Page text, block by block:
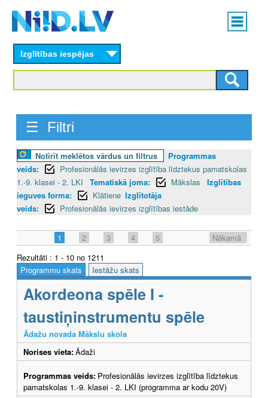
content
Main
menu
Izglītības iespējas
☰ Filtri
Notīrīt meklētos vārdus un filtrus
Programmas
veids:
Profesionālās ievirzes izglītība līdztekus pamatskolas
1.-9. klasei - 2. LKI
Tematiskā joma: Mākslas
Izglītības
ieguves forma:
Klātiene Izglītotāja
veids:
Profesionālās ievirzes izglītības iestāde
1 2 3 4 5
Nākamā
Rezultāti : 1 - 10 no 1211
Programmu skats
Iestāžu skats
Akordeona spēle I -
taustiņinstrumentu spēle
Ādažu novada Mākslu skola
Norises vieta:Ādaži
Programmas veids: Profesionālās ievirzes izglītība līdztekus
pamatskolas 1.-9. klasei - 2. LKI (programma ar kodu 20V)